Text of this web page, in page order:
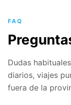
FAQ
Dudas
diarios, viajes
fuera de la